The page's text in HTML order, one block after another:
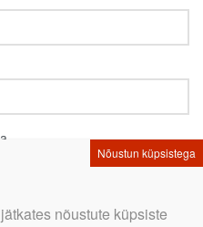
nõustute küpsiste